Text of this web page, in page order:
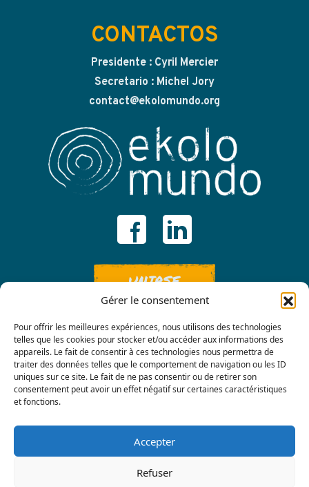
Gérer le consentement
Pour offrir les meilleures expériences, nous utilisons des technologies
telles que les cookies pour stocker et/ou accéder aux informations des
appareils. Le fait de consentir à ces technologies nous permettra de
traiter des données telles que le comportement de navigation ou les ID
uniques sur ce site. Le fait de ne pas consentir ou de retirer son
consentement peut avoir un effet négatif sur certaines caractéristiques
et fonctions.
Accepter
Refuser
CONTACTOS
Presidente : Cyril Mercier
Secretario : Michel Jory
contact@ekolomundo.org
UNIRSE
Contáctenos